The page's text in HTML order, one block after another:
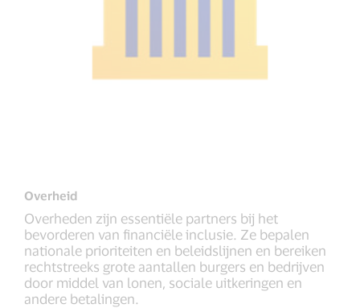
Overheid
Overheden zijn essentiële partners bij het
bevorderen van financiële inclusie. Ze bepalen
nationale prioriteiten en beleidslijnen en bereiken
rechtstreeks grote aantallen burgers en bedrijven
door middel van lonen, sociale uitkeringen en
andere betalingen.